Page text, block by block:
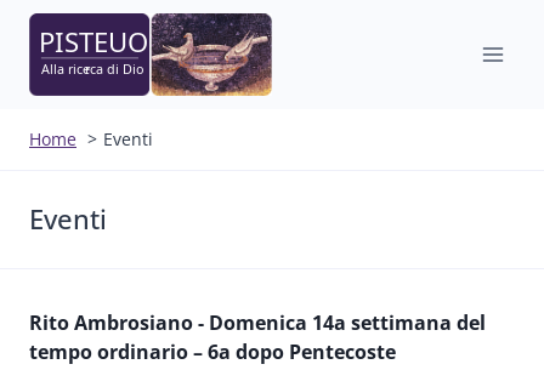
Salta
contenuto
Home Eventi
Eventi
Rito Ambrosiano - Domenica 14a settimana del
tempo ordinario – 6a dopo Pentecoste